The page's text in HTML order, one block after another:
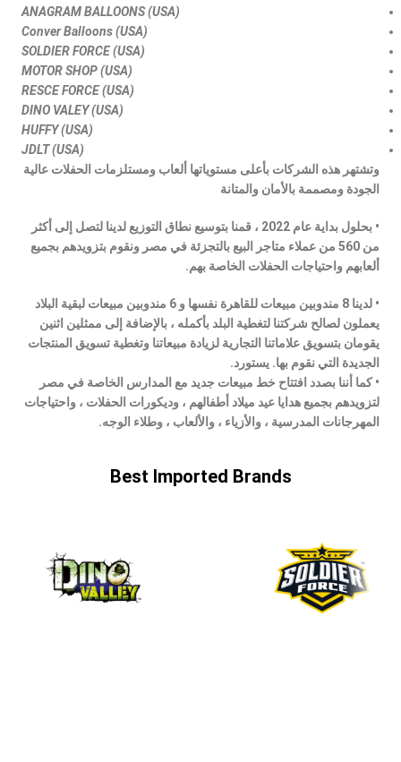
ANAGRAM BALLOONS (USA)
Conver Balloons (USA)
SOLDIER FORCE(USA)
MOTOR SHOP (USA)
RESCE FORCE(USA)
DINO VALEY(USA)
HUFFY (USA)
JDLT (USA)
وتشتهر هذه الشركات بأعلى مستوياتها ألعاب ومستلزمات الحفلات عالية
الجودة ومصممة بالأمان والمتانة
• بحلول بداية عام 2022 ، قمنا بتوسيع نطاق التوزيع لدينا لتصل إلى أكثر
من 560 من عملاء متاجر البيع بالتجزئة في مصر ونقوم بتزويدهم بجميع
ألعابهم واحتياجات الحفلات الخاصة بهم.
• لدينا 8 مندوبين مبيعات للقاهرة نفسها و 6 مندوبين مبيعات لبقية البلاد
يعملون لصالح شركتنا لتغطية البلد بأكمله ، بالإضافة إلى ممثلين اثنين
يقومان بتسويق علاماتنا التجارية لزيادة مبيعاتنا وتغطية تسويق المنتجات
الجديدة التي نقوم بها. يستورد.
• كما أننا بصدد افتتاح خط مبيعات جديد مع المدارس الخاصة في مصر
لتزويدهم بجميع هدايا عيد ميلاد أطفالهم ، وديكورات الحفلات ، واحتياجات
المهرجانات المدرسية ، والأزياء ، والألعاب ، وطلاء الوجه.
Best Imported Brands